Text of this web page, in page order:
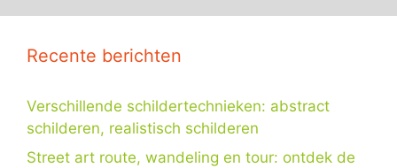
Recente berichten
Verschillende schildertechnieken: abstract
schilderen, realistisch schilderen
Street art route, wandeling en tour: ontdek de